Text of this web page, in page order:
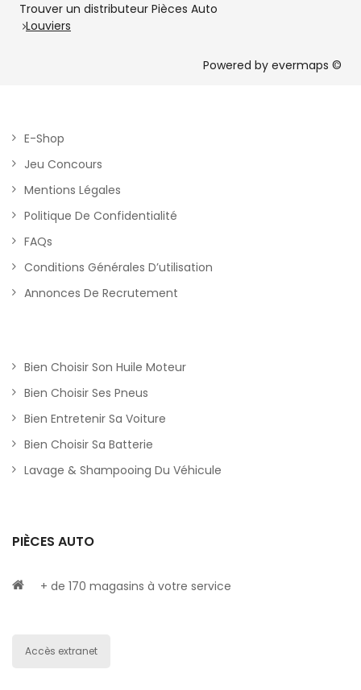
Trouver un distributeur Pièces Auto
Louviers
Powered by evermaps ©
E-Shop
Jeu Concours
Mentions Légales
Politique De Confidentialité
FAQs
Conditions Générales D’utilisation
Annonces De Recrutement
Bien Choisir Son Huile Moteur
Bien Choisir Ses Pneus
Bien Entretenir Sa Voiture
Bien Choisir Sa Batterie
Lavage & Shampooing Du Véhicule
PIÈCES AUTO
+ de 170 magasins à votre service
Accès extranet